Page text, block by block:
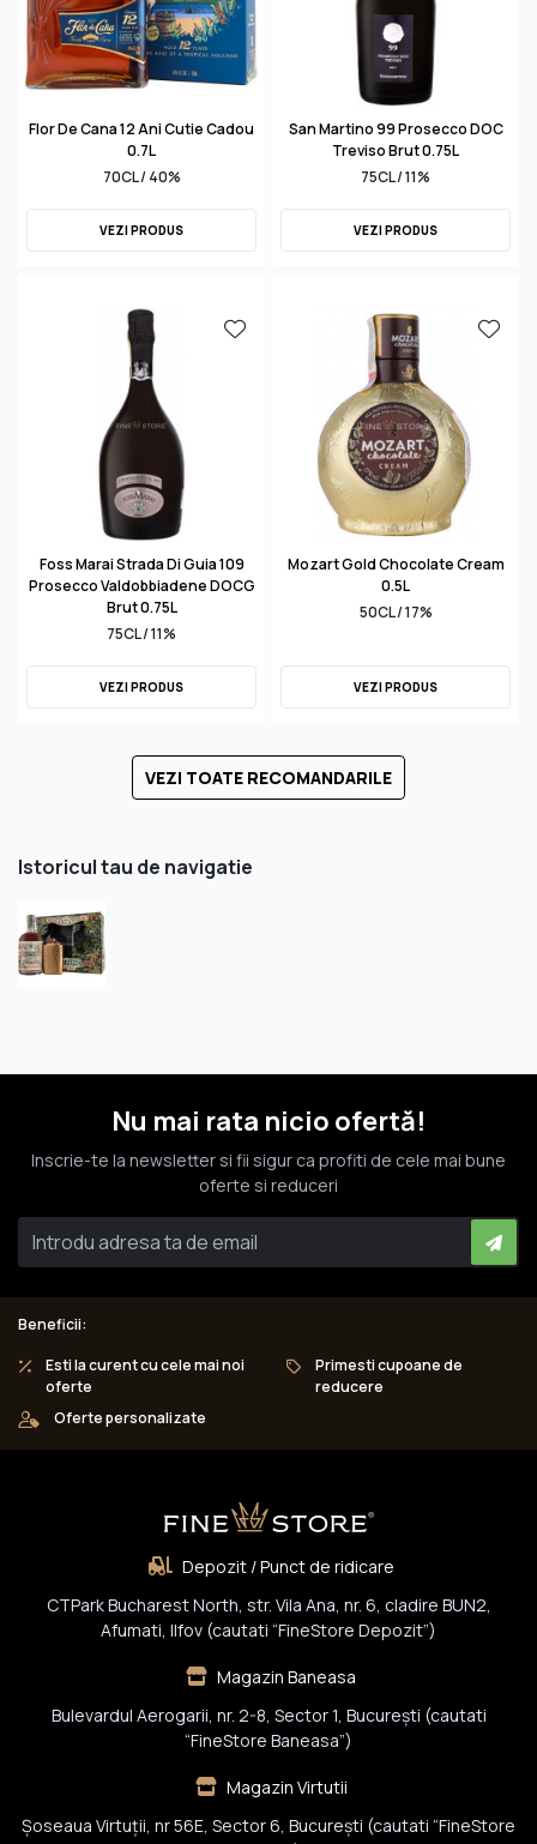
Flor De Cana 12 Ani Cutie Cadou
0.7L
70CL / 40%
VEZI PRODUS
San Martino 99 Prosecco DOC
Treviso Brut 0.75L
75CL / 11%
VEZI PRODUS
Foss Marai Strada Di Guia 109
Prosecco Valdobbiadene DOCG
Brut 0.75L
75CL / 11%
VEZI PRODUS
Mozart Gold Chocolate Cream
0.5L
50CL / 17%
VEZI PRODUS
VEZI TOATE RECOMANDARILE
Istoricul tau de navigatie
Nu mai rata nicio ofertă!
Inscrie-te la newsletter si fii sigur ca profiti de cele mai bune
oferte si reduceri
Beneficii:
Esti la curent cu cele mai noi
oferte
Primesti cupoane de
reducere
Oferte personalizate
Depozit / Punct de ridicare
CTPark Bucharest North, str. Vila Ana, nr. 6, cladire BUN2,
Afumati, Ilfov (cautati “FineStore Depozit”)
Magazin Baneasa
Bulevardul Aerogarii, nr. 2-8, Sector 1, Bucureşti (cautati
“FineStore Baneasa”)
Magazin Virtutii
Șoseaua Virtuții, nr 56E, Sector 6, București (cautati “FineStore